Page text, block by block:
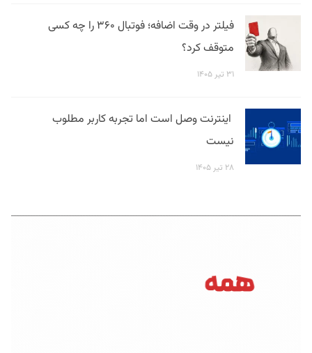
فیلتر در وقت اضافه؛ فوتبال ۳۶۰ را چه کسی
متوقف کرد؟
۳۱ تیر ۱۴۰۵
اینترنت وصل است اما تجربه کاربر مطلوب
نیست
۲۸ تیر ۱۴۰۵